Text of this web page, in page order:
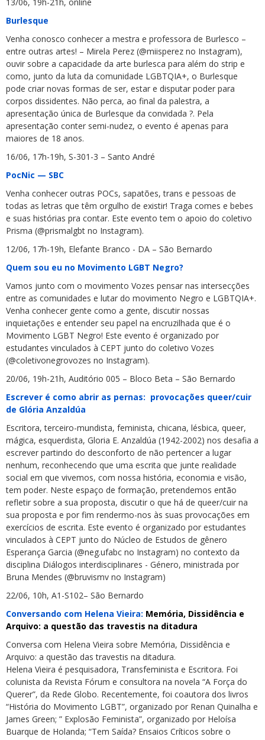
13/06, 19h-21h, online
Burlesque
Venha conosco conhecer a mestra e professora de Burlesco –
entre outras artes! – Mirela Perez (@miisperez no Instagram),
ouvir sobre a capacidade da arte burlesca para além do strip e
como, junto da luta da comunidade LGBTQIA+, o Burlesque
pode criar novas formas de ser, estar e disputar poder para
corpos dissidentes. Não perca, ao final da palestra, a
apresentação única de Burlesque da convidada ?. Pela
apresentação conter semi-nudez, o evento é apenas para
maiores de 18 anos.
16/06, 17h-19h, S-301-3 – Santo André
PocNic — SBC
Venha conhecer outras POCs, sapatões, trans e pessoas de
todas as letras que têm orgulho de existir! Traga comes e bebes
e suas histórias pra contar. Este evento tem o apoio do coletivo
Prisma (@prismalgbt no Instagram).
12/06, 17h-19h, Elefante Branco - DA – São Bernardo
Quem sou eu no Movimento LGBT Negro?
Vamos junto com o movimento Vozes pensar nas intersecções
entre as comunidades e lutar do movimento Negro e LGBTQIA+.
Venha conhecer gente como a gente, discutir nossas
inquietações e entender seu papel na encruzilhada que é o
Movimento LGBT Negro! Este evento é organizado por
estudantes vinculados à CEPT junto do coletivo Vozes
(@coletivonegrovozes no Instagram).
20/06, 19h-21h, Auditório 005 – Bloco Beta – São Bernardo
Escrever é como abrir as pernas: provocações queer/cuir
de Glória Anzaldúa
Escritora, terceiro-mundista, feminista, chicana, lésbica, queer,
mágica, esquerdista, Gloria E. Anzaldúa (1942-2002) nos desafia a
escrever partindo do desconforto de não pertencer a lugar
nenhum, reconhecendo que uma escrita que junte realidade
social em que vivemos, com nossa história, economia e visão,
tem poder. Neste espaço de formação, pretendemos então
refletir sobre a sua proposta, discutir o que há de queer/cuir na
sua proposta e por fim rendermo-nos às suas provocações em
exercícios de escrita. Este evento é organizado por estudantes
vinculados à CEPT junto do Núcleo de Estudos de gênero
Esperança Garcia (@neg.ufabc no Instagram) no contexto da
disciplina Diálogos interdisciplinares - Género, ministrada por
Bruna Mendes (@bruvismv no Instagram)
22/06, 10h, A1-S102– São Bernardo
Conversando com Helena Vieira: Memória, Dissidência e
Arquivo: a questão das travestis na ditadura
Conversa com Helena Vieira sobre Memória, Dissidência e
Arquivo: a questão das travestis na ditadura.
Helena Vieira é pesquisadora, Transfeminista e Escritora. Foi
colunista da Revista Fórum e consultora na novela “A Força do
Querer”, da Rede Globo. Recentemente, foi coautora dos livros
“História do Movimento LGBT”, organizado por Renan Quinalha e
James Green; ” Explosão Feminista”, organizado por Heloísa
Buarque de Holanda; “Tem Saída? Ensaios Críticos sobre o